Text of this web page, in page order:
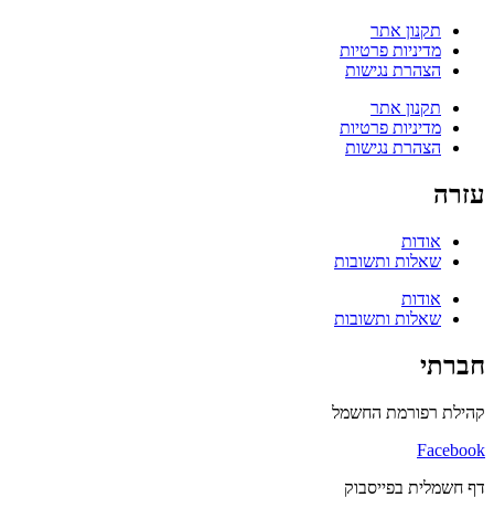
תקנון אתר
מדיניות פרטיות
הצהרת נגישות
תקנון אתר
מדיניות פרטיות
הצהרת נגישות
עזרה
אודות
שאלות ותשובות
אודות
שאלות ותשובות
חברתי
קהילת רפורמת החשמל
Facebook
דף חשמלית בפייסבוק